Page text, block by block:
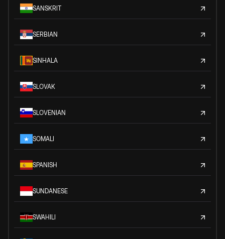
SANSKRIT
SERBIAN
SINHALA
SLOVAK
SLOVENIAN
SOMALI
SPANISH
SUNDANESE
SWAHILI